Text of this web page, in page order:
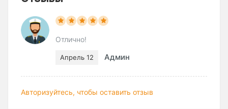
Отлично!
Апрель 12 Админ
Авторизуйтесь, чтобы оставить отзыв